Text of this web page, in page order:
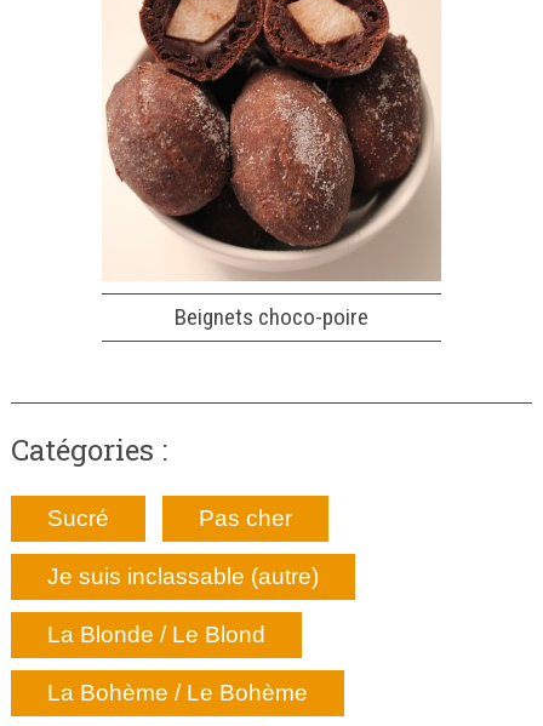
Beignets choco-poire
Catégories :
Sucré Pas cher
Je suis inclassable (autre)
La Blonde / Le Blond
La Bohème / Le Bohème